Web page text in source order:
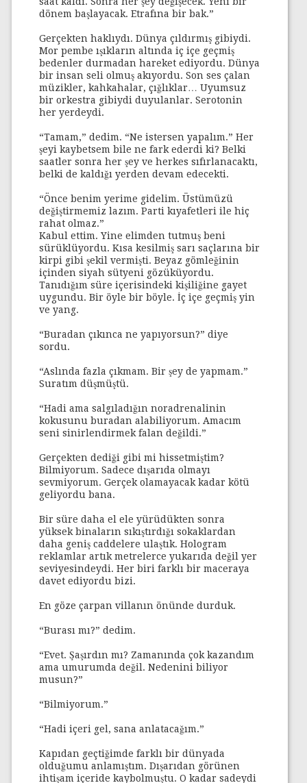
dönem başlayacak. Etrafına bir bak.”
Gerçekten haklıydı. Dünya çıldırmış gibiydi.
Mor pembe ışıkların altında iç içe geçmiş
bedenler durmadan hareket ediyordu. Dünya
bir insan seli olmuş akıyordu. Son ses çalan
müzikler, kahkahalar, çığlıklar… Uyumsuz
bir orkestra gibiydi duyulanlar. Serotonin
her yerdeydi.
“Tamam,” dedim. “Ne istersen yapalım.” Her
şeyi kaybetsem bile ne fark ederdi ki? Belki
saatler sonra her şey ve herkes sıfırlanacaktı,
belki de kaldığı yerden devam edecekti.
“Önce benim yerime gidelim. Üstümüzü
değiştirmemiz lazım. Parti kıyafetleri ile hiç
rahat olmaz.”
Kabul ettim. Yine elimden tutmuş beni
sürüklüyordu. Kısa kesilmiş sarı saçlarına bir
kirpi gibi şekil vermişti. Beyaz gömleğinin
içinden siyah sütyeni gözüküyordu.
Tanıdığım süre içerisindeki kişiliğine gayet
uygundu. Bir öyle bir böyle. İç içe geçmiş yin
ve yang.
“Buradan çıkınca ne yapıyorsun?” diye
sordu.
“Aslında fazla çıkmam. Bir şey de yapmam.”
Suratım düşmüştü.
“Hadi ama salgıladığın noradrenalinin
kokusunu buradan alabiliyorum. Amacım
seni sinirlendirmek falan değildi.”
Gerçekten dediği gibi mi hissetmiştim?
Bilmiyorum. Sadece dışarıda olmayı
sevmiyorum. Gerçek olamayacak kadar kötü
geliyordu bana.
Bir süre daha el ele yürüdükten sonra
yüksek binaların sıkıştırdığı sokaklardan
daha geniş caddelere ulaştık. Hologram
reklamlar artık metrelerce yukarıda değil yer
seviyesindeydi. Her biri farklı bir maceraya
davet ediyordu bizi.
En göze çarpan villanın önünde durduk.
“Burası mı?” dedim.
“Evet. Şaşırdın mı? Zamanında çok kazandım
ama umurumda değil. Nedenini biliyor
musun?”
“Bilmiyorum.”
“Hadi içeri gel, sana anlatacağım.”
Kapıdan geçtiğimde farklı bir dünyada
olduğumu anlamıştım. Dışarıdan görünen
ihtişam içeride kaybolmuştu. O kadar sadeydi